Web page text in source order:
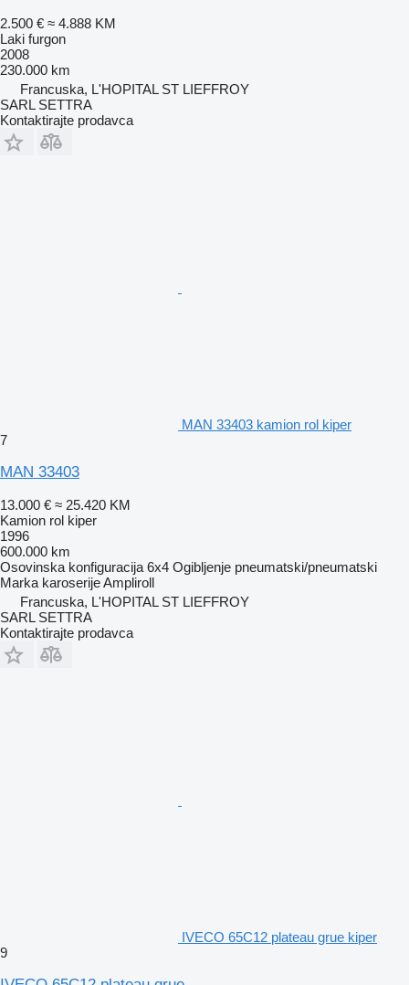
2.500 € ≈ 4.888 KM
Laki furgon
2008
230.000 km
Francuska, L'HOPITAL ST LIEFFROY
SARL SETTRA
Kontaktirajte prodavca
MAN 33403 kamion rol kiper
7
MAN 33403
13.000 € ≈ 25.420 KM
Kamion rol kiper
1996
600.000 km
Osovinska konfiguracija 6x4 Ogibljenje pneumatski/pneumatski
Marka karoserijeAmpliroll
Francuska, L'HOPITAL ST LIEFFROY
SARL SETTRA
Kontaktirajte prodavca
IVECO 65C12 plateau grue kiper
9